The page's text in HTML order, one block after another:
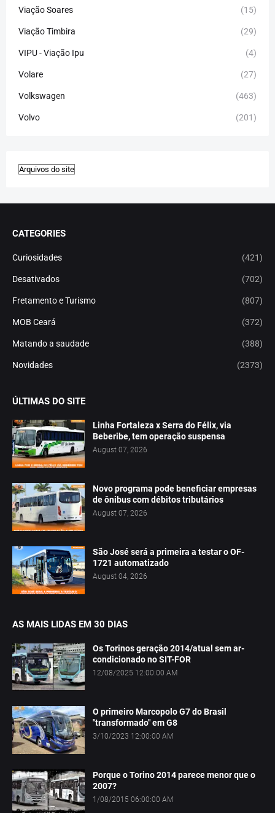
Viação Soares (15)
Viação Timbira (29)
VIPU - Viação Ipu (4)
Volare (27)
Volkswagen (463)
Volvo (201)
CATEGORIES
Curiosidades (421)
Desativados (702)
Fretamento e Turismo (807)
MOB Ceará (372)
Matando a saudade (388)
Novidades (2373)
ÚLTIMAS DO SITE
Linha Fortaleza x Serra do Félix, via
Beberibe, tem operação suspensa
August 07, 2026
Novo programa pode beneficiar empresas
de ônibus com débitos tributários
August 07, 2026
São José será a primeira a testar o OF-
1721 automatizado
August 04, 2026
AS MAIS LIDAS EM 30 DIAS
Os Torinos geração 2014/atual sem ar-
condicionado no SIT-FOR
12/08/2025 12:00:00 AM
O primeiro Marcopolo G7 do Brasil
"transformado" em G8
3/10/2023 12:00:00 AM
Porque o Torino 2014 parece menor que o
2007?
1/08/2015 06:00:00 AM